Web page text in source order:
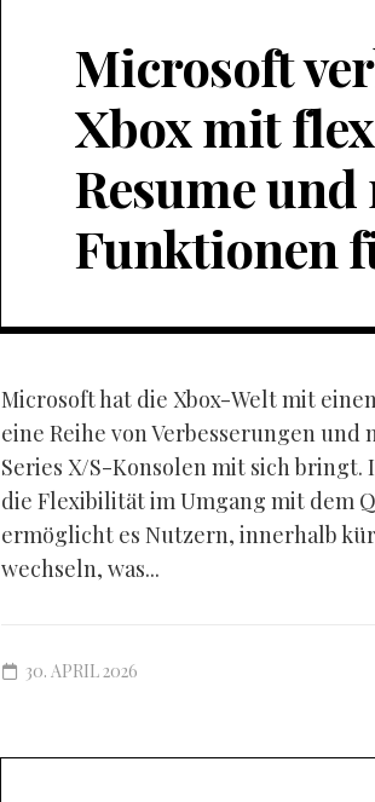
Microsoft
Xbox mit
Resume und
Funktionen
Microsoft hat die Xbox-Welt mit
eine Reihe von Verbesserungen
Series X/S-Konsolen mit sich bringt.
die Flexibilität im Umgang mit dem
ermöglicht es Nutzern, innerhalb
wechseln, was...
30. APRIL 2026